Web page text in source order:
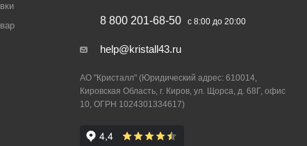
8 800 201-68-50 с 8:00 до 20:00
help@kristall43.ru
АО "Кристалл" (Юридический адрес: 610014,
Кировская Область, г. Киров, ул. Щорса, д. 68Г, офис
10, ОГРН 1024301334617)